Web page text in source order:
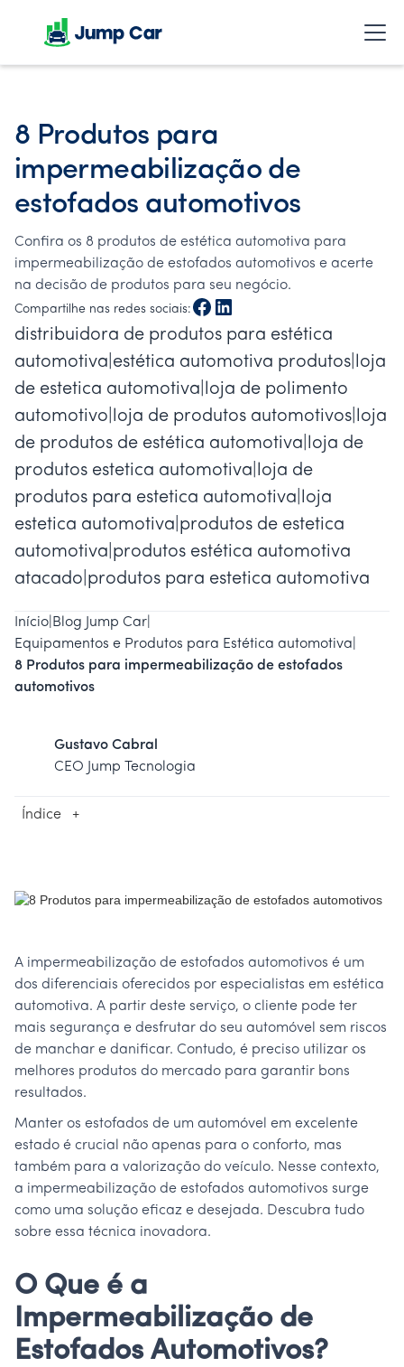
8 Produtos para
impermeabilização de
estofados automotivos
Confira os 8 produtos de estética automotiva para
impermeabilização de estofados automotivos e acerte
na decisão de produtos para seu negócio.
Compartilhe nas redes sociais:
distribuidora de produtos para estética
automotiva|estética automotiva produtos|loja
de estetica automotiva|loja de polimento
automotivo|loja de produtos automotivos|loja
de produtos de estética automotiva|loja de
produtos estetica automotiva|loja de
produtos para estetica automotiva|loja
estetica automotiva|produtos de estetica
automotiva|produtos estética automotiva
atacado|produtos para estetica automotiva
Início Blog Jump Car
Equipamentos e Produtos para Estética automotiva
8 Produtos para impermeabilização de estofados
automotivos
Gustavo Cabral
CEO Jump Tecnologia
Índice +
A impermeabilização de estofados automotivos é um
dos diferenciais oferecidos por especialistas em estética
automotiva. A partir deste serviço, o cliente pode ter
mais segurança e desfrutar do seu automóvel sem riscos
de manchar e danificar. Contudo, é preciso utilizar os
melhores produtos do mercado para garantir bons
resultados.
Manter os estofados de um automóvel em excelente
estado é crucial não apenas para o conforto, mas
também para a valorização do veículo. Nesse contexto,
a impermeabilização de estofados automotivos surge
como uma solução eficaz e desejada. Descubra tudo
sobre essa técnica inovadora.
O Que é a
Impermeabilização de
Estofados Automotivos?